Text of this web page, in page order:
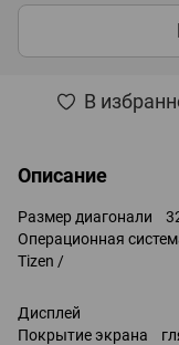
В
Описание
Размер диагонали
Операционная
Tizen /
Дисплей
Покрытие экрана